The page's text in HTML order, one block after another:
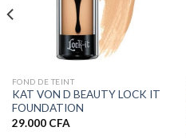
FOND DE TEINT
KAT VON D BEAUTY LOCK IT
FOUNDATION
29.000 CFA